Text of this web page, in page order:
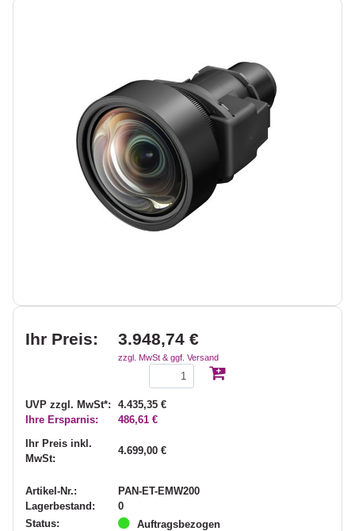
Ihr Preis: 3.948,74 €
zzgl. MwSt & ggf. Versand
UVP zzgl. MwSt*:
4.435,35 €
Ihre Ersparnis:
486,61 €
Ihr Preis inkl.
MwSt:
4.699,00 €
Artikel-Nr.:
PAN-ET-EMW200
Lagerbestand:
0
Status:
Auftragsbezogen